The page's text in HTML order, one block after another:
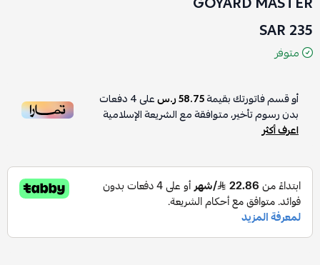
235 SAR
متوفر
أو قسم فاتورتك بقيمة58.75 ر.س على4دفعات
بدون رسوم تأخير، متوافقة مع الشريعة الإسلامية
اعرف أكثر